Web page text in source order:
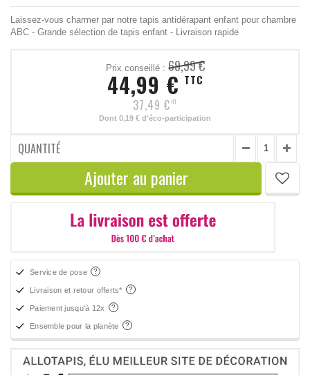
Laissez-vous charmer par notre tapis antidérapant enfant pour chambre
ABC - Grande sélection de tapis enfant - Livraison rapide
Prix conseillé : 69,99 €
44,99 € TTC
37,49 € HT
Dont 0,19 € d'éco-participation
QUANTITÉ
Ajouter au panier
Service de pose
Livraison et retour offerts*
Paiement jusqu'à 12x
Ensemble pour la planète